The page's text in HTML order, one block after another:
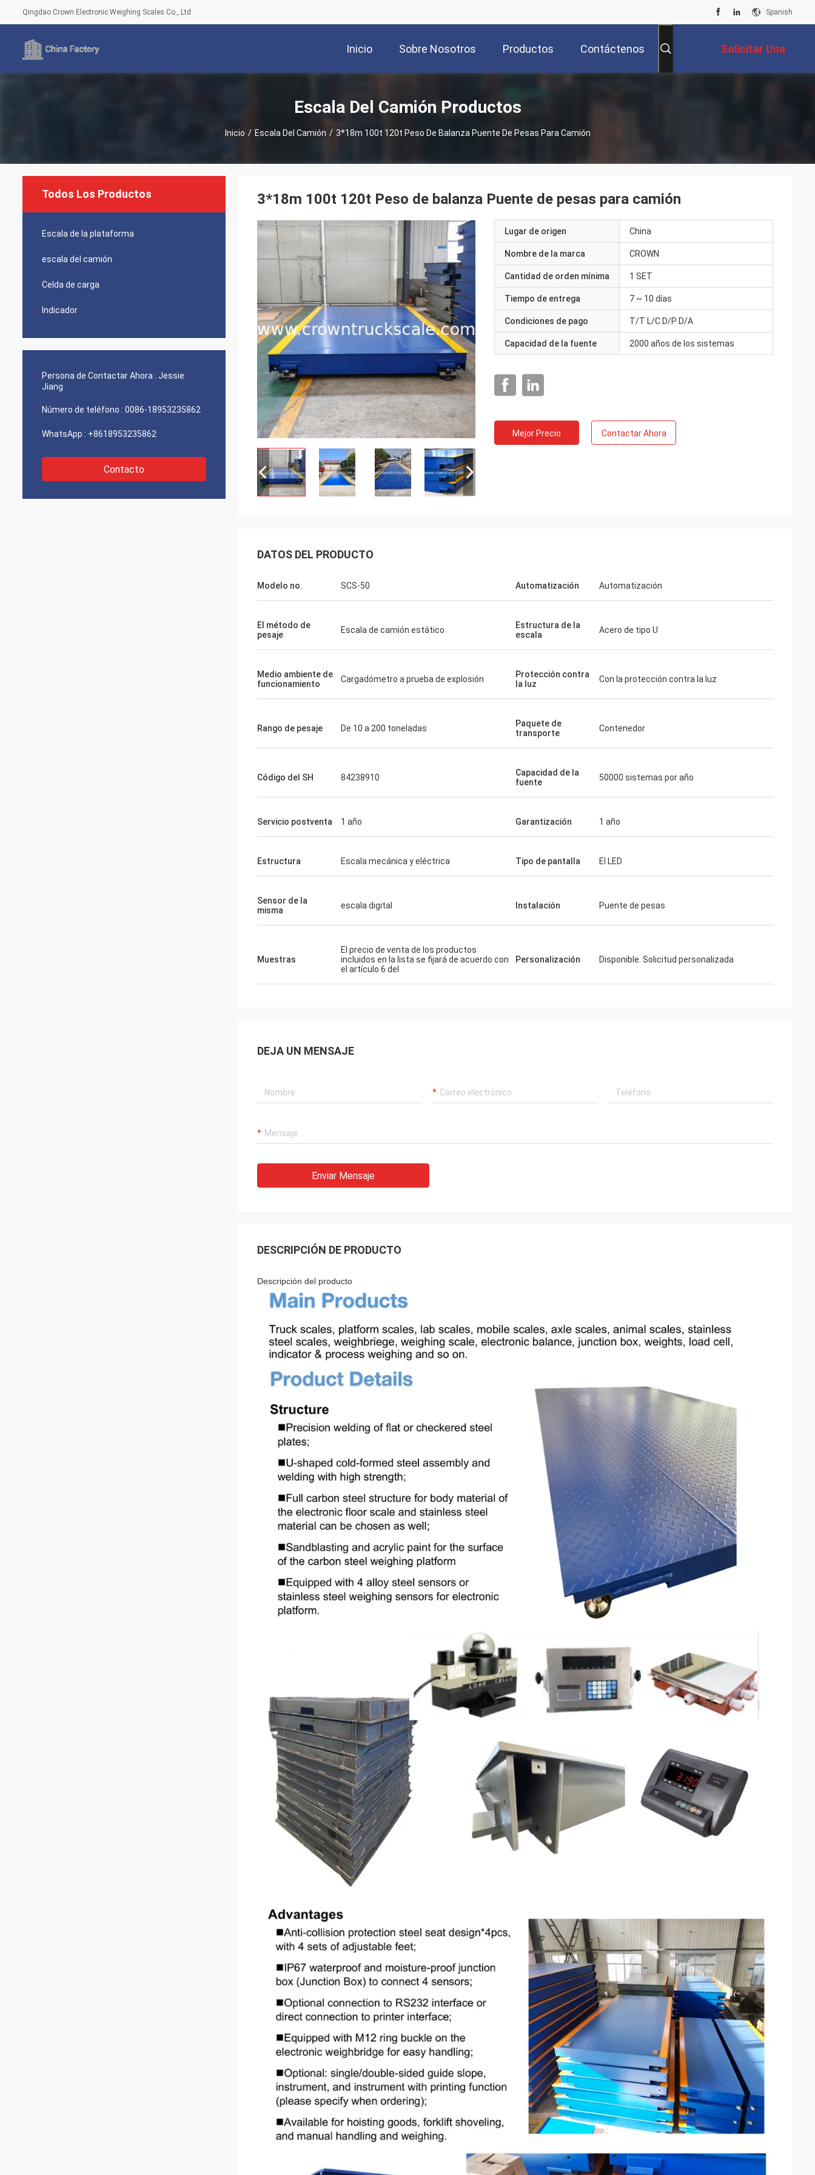
Qingdao Crown Electronic Weighing Scales Co., Ltd Spanish
Inicio Sobre Nosotros Productos Contáctenos Solicitar Una
Cotización
Escala Del Camión Productos
Inicio / Escala Del Camión / 3*18m 100t 120t Peso De Balanza Puente De Pesas Para Camión
Todos Los Productos
Escala de la plataforma
escala del camión
Celda de carga
Indicador
Persona de Contactar Ahora : Jessie
Jiang
Número de teléfono : 0086-18953235862
WhatsApp : +8618953235862
Contacto
3*18m 100t 120t Peso de balanza Puente de pesas para camión
Lugar de origen China
Nombre de la marca CROWN
Cantidad de orden mínima 1 SET
Tiempo de entrega 7 ~ 10 días
Condiciones de pago T/T L/C D/P D/A
Capacidad de la fuente 2000 años de los sistemas
Mejor Precio Contactar Ahora
DATOS DEL PRODUCTO
Modelo no. SCS-50 Automatización Automatización
El método de
pesaje
Escala de camión estático
Estructura de la
escala
Acero de tipo U
Medio ambiente de
funcionamiento
Cargadómetro a prueba de explosión
Protección contra
la luz
Con la protección contra la luz
Rango de pesaje De 10 a 200 toneladas
Paquete de
transporte
Contenedor
Código del SH 84238910
Capacidad de la
fuente
50000 sistemas por año
Servicio postventa 1 año Garantización 1 año
Estructura Escala mecánica y eléctrica Tipo de pantalla El LED
Sensor de la
misma
escala digital Instalación Puente de pesas
Muestras
El precio de venta de los productos
incluidos en la lista se fijará de acuerdo con
el artículo 6 del
Personalización Disponible. Solicitud personalizada
DEJA UN MENSAJE
Enviar Mensaje
DESCRIPCIÓN DE PRODUCTO
Descripción del producto